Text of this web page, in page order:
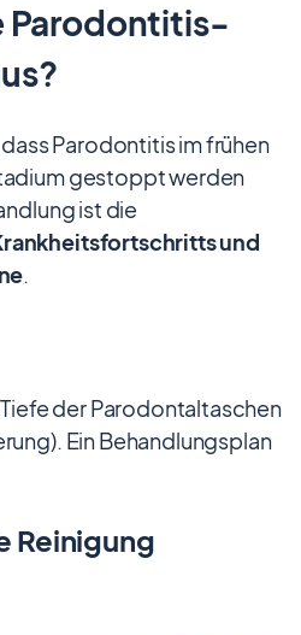
Parodontitis-
Parodontitis im frühen
gestoppt werden
ist die
und
.
der Parodontaltaschen
Ein Behandlungsplan
Reinigung